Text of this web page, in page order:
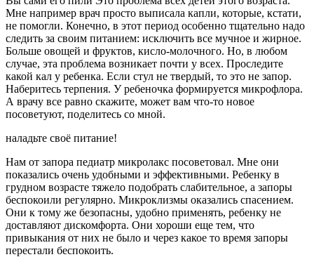
Мне например врач просто выписала капли, которые, кстати,
не помогли. Конечно, в этот период особенно тщательно надо
следить за своим питанием: исключить все мучное и жирное.
Больше овощей и фруктов, кисло-молочного. Но, в любом
случае, эта проблема возникает почти у всех. Проследите
какой кал у ребенка. Если стул не твердый, то это не запор.
Наберитесь терпения. У ребеночка формируется микрофлора.
А врачу все равно скажите, может вам что-то новое
посоветуют, поделитесь со мной.
наладьте своё питание!
Нам от запора педиатр микролакс посоветовал. Мне они
показались очень удобными и эффективными. Ребенку в
грудном возрасте тяжело подобрать слабительное, а запоры
беспокоили регулярно. Микроклизмы оказались спасением.
Они к тому же безопасны, удобно применять, ребенку не
доставляют дискомфорта. Они хороши еще тем, что
привыкания от них не было и через какое то время запоры
перестали беспокоить.